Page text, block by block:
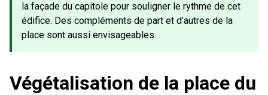
la façade du capitole pour souligner le rythme de cet
édifice. Des compléments de part et d’autres de la
place sont aussi envisageables.
Végétalisation de la place du